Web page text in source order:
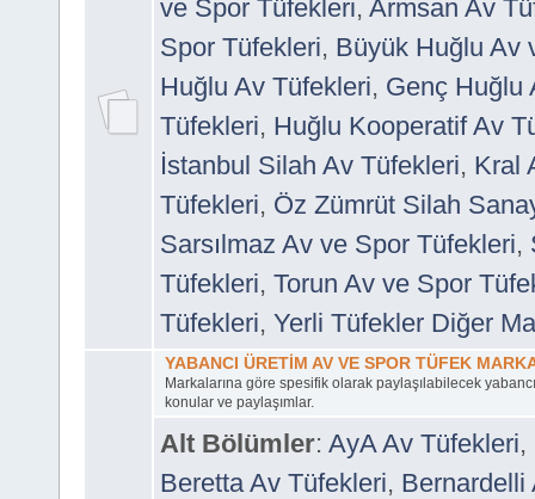
ve Spor Tüfekleri, Armsan Av
Spor Tüfekleri, Büyük Huğlu Av
Huğlu Av Tüfekleri, Genç Huğlu
Tüfekleri, Huğlu Kooperatif Av
İstanbul Silah Av Tüfekleri, Kral
Tüfekleri, Öz Zümrüt Silah
Sarsılmaz Av ve Spor Tüfekleri,
Tüfekleri, Torun Av ve Spor
Tüfekleri, Yerli Tüfekler Diğer
YABANCI ÜRETİM AV VE SPOR TÜFEK
Markalarına göre spesifik olarak paylaşılabilecek
konular ve paylaşımlar.
Alt Bölümler: AyA Av Tüfekleri,
Beretta Av Tüfekleri, Bernardelli